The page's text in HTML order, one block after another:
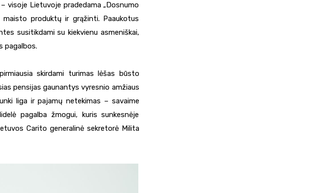
visoje Lietuvoje pradedama „Dosnumo
maisto produktų ir grąžinti. Paaukotus
susitikdami su kiekvienu asmeniškai,
pagalbos.
skirdami turimas lėšas būsto
pensijas gaunantys vyresnio amžiaus
liga ir pajamų netekimas – savaime
pagalba žmogui, kuris sunkesnėje
Carito generalinė sekretorė Milita